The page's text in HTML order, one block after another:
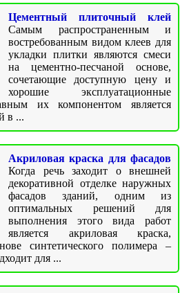
Цементный плиточный клей
Самым распространенным и
востребованным видом клеев для
укладки плитки являются смеси
на цементно-песчаной основе,
сочетающие доступную цену и
хорошие эксплуатационные
их компонентом является
в ...
Акриловая краска для фасадов
Когда речь заходит о внешней
декоративной отделке наружных
фасадов зданий, одним из
оптимальных решений для
выполнения этого вида работ
является акриловая краска,
синтетического полимера –
для ...